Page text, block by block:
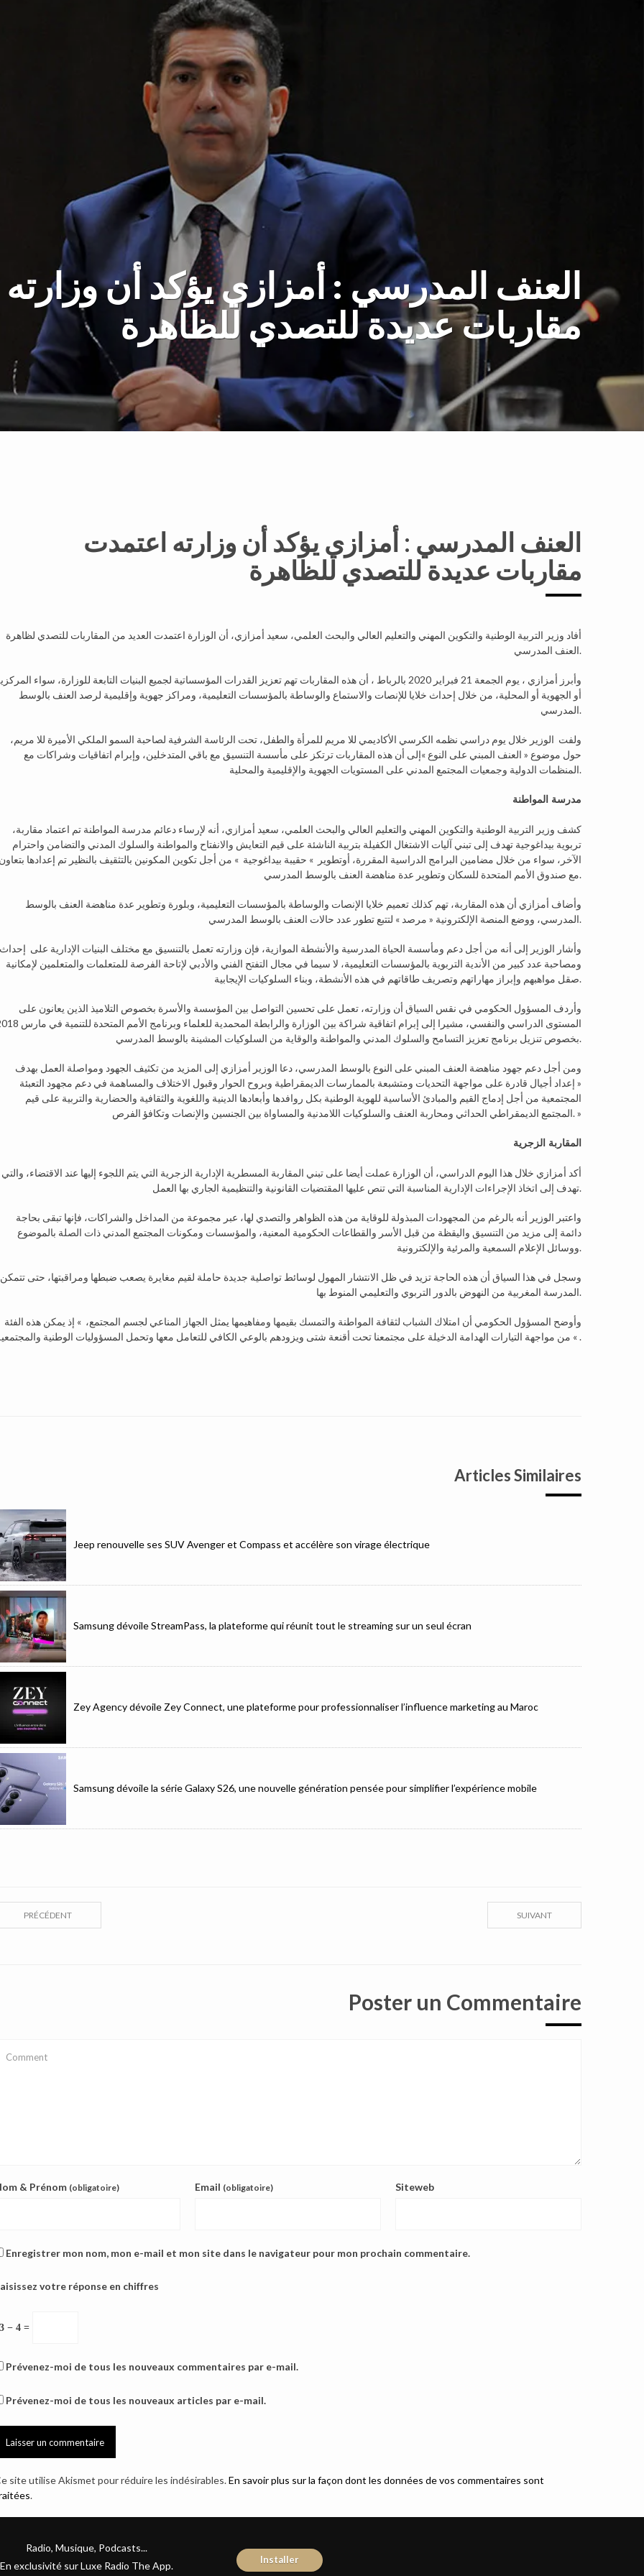
العنف المدرسي : أمزازي يؤكد أن
مقاربات عديدة للتصدي للظاهرة
العنف المدرسي : أمزازي يؤكد أن وزارته اعتمدت
مقاربات عديدة للتصدي للظاهرة
أفاد وزير التربية الوطنية والتكوين المهني والتعليم العالي والبحث العلمي، سعيد أمزازي، أن الوزارة اعتمدت العديد من المقاربات للتصدي لظاهرة
العنف المدرسي.
وأبرز أمزازي ، يوم الجمعة 21 فبراير 2020 بالرباط ، أن هذه المقاربات تهم تعزيز القدرات المؤسساتية لجميع البنيات التابعة للوزارة، سواء
أو الجهوية أو المحلية، من خلال إحداث خلايا للإنصات والاستماع والوساطة بالمؤسسات التعليمية، ومراكز جهوية وإقليمية لرصد العنف بالوسط
المدرسي.
ولفت الوزير خلال يوم دراسي نظمه الكرسي الأكاديمي للا مريم للمرأة والطفل، تحت الرئاسة الشرفية لصاحبة السمو الملكي الأميرة للا مريم،
حول موضوع « العنف المبني على النوع »إلى أن هذه المقاربات ترتكز على مأسسة التنسيق مع باقي المتدخلين، وإبرام اتفاقيات وشراكات مع
المنظمات الدولية وجمعيات المجتمع المدني على المستويات الجهوية والإقليمية والمحلية.
مدرسة المواطنة
كشف وزير التربية الوطنية والتكوين المهني والتعليم العالي والبحث العلمي، سعيد أمزازي، أنه لإرساء دعائم مدرسة المواطنة تم اعتماد مقاربة،
تربوية بيداغوجية تهدف إلى تبني آليات الاشتغال الكفيلة بتربية الناشئة على قيم التعايش والانفتاح والمواطنة والسلوك المدني والتضامن واحترام
الآخر، سواء من خلال مضامين البرامج الدراسية المقررة، أوتطوير » حقيبة بيداغوجية » من أجل تكوين المكونين بالتثقيف بالنظير تم إعدادها
مع صندوق الأمم المتحدة للسكان وتطوير عدة مناهضة العنف بالوسط المدرسي.
وأضاف أمزازي أن هذه المقاربة، تهم كذلك تعميم خلايا الإنصات والوساطة بالمؤسسات التعليمية، وبلورة وتطوير عدة مناهضة العنف بالوسط
المدرسي، ووضع المنصة الإلكترونية « مرصد » لتتبع تطور عدد حالات العنف بالوسط المدرسي.
وأشار الوزير إلى أنه من أجل دعم ومأسسة الحياة المدرسية والأنشطة الموازية، فإن وزارته تعمل بالتنسيق مع مختلف البنيات الإدارية على إحداث
ومصاحبة عدد كبير من الأندية التربوية بالمؤسسات التعليمية، لا سيما في مجال التفتح الفني والأدبي لإتاحة الفرصة للمتعلمات والمتعلمين لإمكانية
صقل مواهبهم وإبراز مهاراتهم وتصريف طاقاتهم في هذه الأنشطة، وبناء السلوكيات الإيجابية.
وأردف المسؤول الحكومي في نقس السياق أن وزارته، تعمل على تحسين التواصل بين المؤسسة والأسرة بخصوص التلاميذ الذين يعانون على
المستوى الدراسي والنفسي، مشيرا إلى إبرام اتفاقية شراكة بين الوزارة والرابطة المحمدية للعلماء
بخصوص تنزيل برنامج تعزيز التسامح والسلوك المدني والمواطنة والوقاية من السلوكيات المشينة بالوسط المدرسي.
ومن أجل دعم جهود مناهضة العنف المبني على النوع بالوسط المدرسي، دعا الوزير أمزازي إلى المزيد من تكثيف الجهود ومواصلة العمل بهدف
« إعداد أجيال قادرة على مواجهة التحديات ومتشبعة بالممارسات الديمقراطية وبروح الحوار وقبول الاختلاف والمساهمة في دعم مجهود التعبئة
المجتمعية من أجل إدماج القيم والمبادئ الأساسية للهوية الوطنية بكل روافدها وأبعادها الدينية واللغوية والثقافية والحضارية والتربية على قيم
المجتمع الديمقراطي الحداثي ومحاربة العنف والسلوكيات اللامدنية والمساواة بين الجنسين والإنصات وتكافؤ الفرص. »
المقاربة الزجرية
أكد أمزازي خلال هذا اليوم الدراسي، أن الوزارة عملت أيضا على تبني المقاربة المسطرية الإدارية الزجرية التي يتم اللجوء إليها عند الاقتضاء، والتي
تهدف إلى اتخاذ الإجراءات الإدارية المناسبة التي تنص عليها المقتضيات القانونية والتنظيمية الجاري بها العمل.
واعتبر الوزير أنه بالرغم من المجهودات المبذولة للوقاية من هذه الظواهر والتصدي لها، عبر مجموعة من المداخل والشراكات، فإنها تبقى بحاجة
دائمة إلى مزيد من التنسيق واليقظة من قبل الأسر والقطاعات الحكومية المعنية، والمؤسسات ومكونات المجتمع المدني ذات الصلة بالموضوع
ووسائل الإعلام السمعية والمرئية والإلكترونية.
وسجل في هذا السياق أن هذه الحاجة تزيد في ظل الانتشار المهول لوسائط تواصلية جديدة حاملة لقيم مغايرة يصعب ضبطها ومراقبتها، حتى تتمكن
المدرسة المغربية من النهوض بالدور التربوي والتعليمي المنوط بها.
وأوضح المسؤول الحكومي أن امتلاك الشباب لثقافة المواطنة والتمسك بقيمها ومفاهيمها يمثل الجهاز المناعي لجسم المجتمع، » إذ يمكن هذه الفئة
من مواجهة التيارات الهدامة الدخيلة على مجتمعنا تحت أقنعة شتى ويزودهم بالوعي الكافي للتعامل معها وتحمل المسؤوليات الوطنية والمجتمعية « .
Articles Similaires
Jeep renouvelle ses SUV Avenger et Compass et accélère son virage électrique
Samsung dévoile StreamPass, la plateforme qui réunit tout le streaming sur un seul écran
Zey Agency dévoile Zey Connect, une plateforme pour professionnaliser l’influence marketing au Maroc
Samsung dévoile la série Galaxy S26, une nouvelle génération pensée pour simplifier l’expérience mobile
SUIVANT
PRÉCÉDENT
Poster un Commentaire
& Prénom (obligatoire) Email (obligatoire) Siteweb
Enregistrer mon nom, mon e-mail et mon site dans le navigateur pour mon prochain commentaire.
votre réponse en chiffres
− 4 =
Prévenez-moi de tous les nouveaux commentaires par e-mail.
Prévenez-moi de tous les nouveaux articles par e-mail.
site utilise Akismet pour réduire les indésirables.En savoir plus sur la façon dont les données de vos commentaires sont
.
Radio, Musique, Podcasts...
En exclusivité sur Luxe Radio The App.
Installer